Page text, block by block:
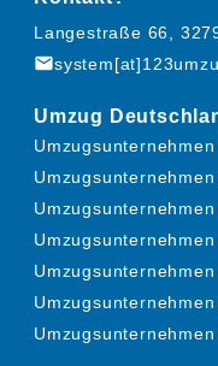
Langestraße 66,
mail
Umzug
Umzugsunternehmen
Umzugsunternehmen